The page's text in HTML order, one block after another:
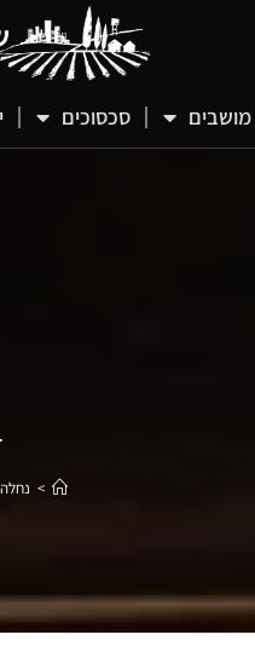
מושבים סכסוכים
>